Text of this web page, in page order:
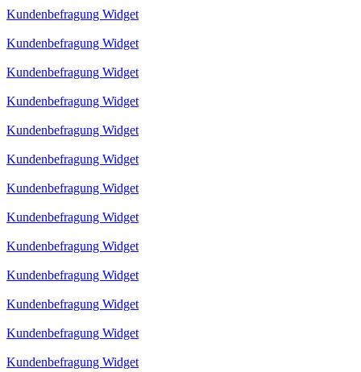
Kundenbefragung Widget
Kundenbefragung Widget
Kundenbefragung Widget
Kundenbefragung Widget
Kundenbefragung Widget
Kundenbefragung Widget
Kundenbefragung Widget
Kundenbefragung Widget
Kundenbefragung Widget
Kundenbefragung Widget
Kundenbefragung Widget
Kundenbefragung Widget
Kundenbefragung Widget